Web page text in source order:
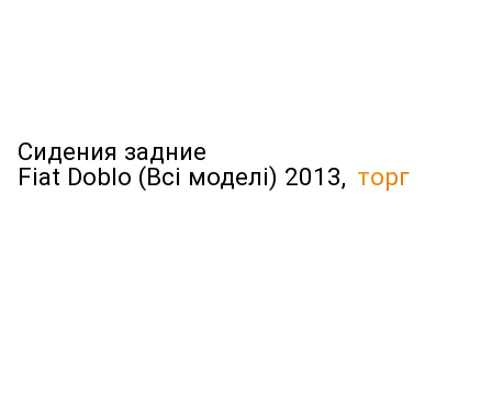
Сидения задние
Fiat Doblo (Всі моделі) 2013, торг